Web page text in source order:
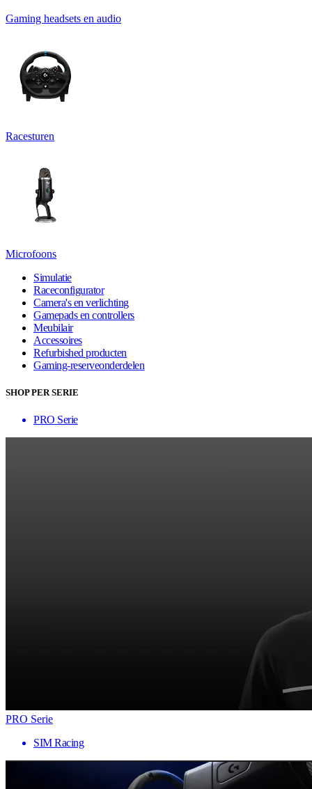
Gaming headsets en audio
Racesturen
Microfoons
Simulatie
Raceconfigurator
Camera's en verlichting
Gamepads en controllers
Meubilair
Accessoires
Refurbished producten
Gaming-reserveonderdelen
SHOP PER SERIE
PRO Serie
PRO Serie
SIM Racing